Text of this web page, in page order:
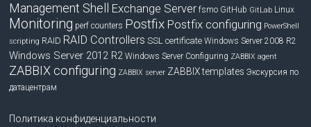
Management Shell
Exchange Server fsmo GitHub GitLab Linux
Monitoring perf counters Postfix Postfix configuring PowerShell
scripting RAID RAID Controllers SSL certificate Windows Server 2008 R2
Windows Server 2012 R2 Windows Server Configuring ZABBIX agent
ZABBIX configuring ZABBIX server ZABBIX templates Экскурсия по
датацентрам
Политика конфиденциальности